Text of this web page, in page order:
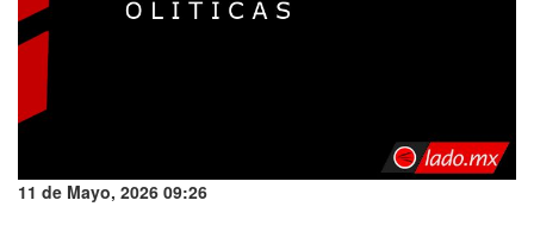
11 de Mayo, 2026 09:26